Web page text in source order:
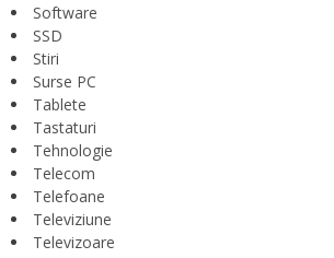
Software
SSD
Stiri
Surse PC
Tablete
Tastaturi
Tehnologie
Telecom
Telefoane
Televiziune
Televizoare